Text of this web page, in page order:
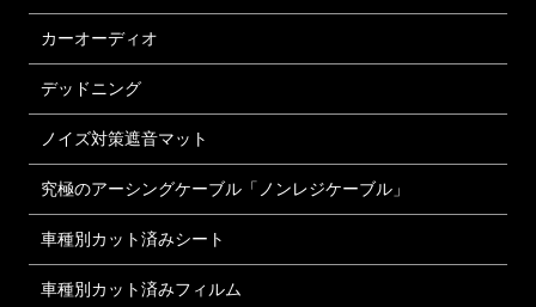
カーオーディオ
デッドニング
ノイズ対策遮音マット
究極のアーシングケーブル「ノンレジケーブル」
車種別カット済みシート
車種別カット済みフィルム